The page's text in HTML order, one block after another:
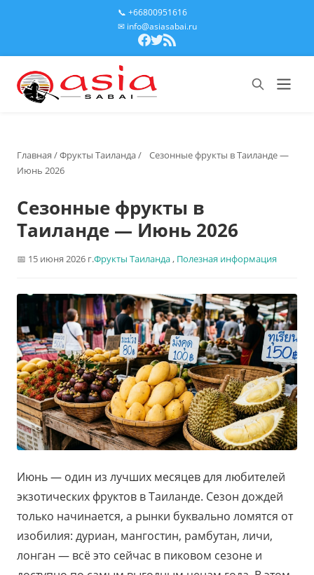
📞 +66800951616
✉ info@asiasabai.ru
Главная /Фрукты Таиланда/
Сезонные фрукты в Таиланде —
Июнь 2026
Сезонные фрукты в
Таиланде — Июнь 2026
15 июня 2026 г.Фрукты Таиланда, Полезная информация
Июнь — один из лучших месяцев для любителей
экзотических фруктов в Таиланде. Сезон дождей
только начинается, а рынки буквально ломятся от
изобилия: дуриан, мангостин, рамбутан, личи,
лонган — всё это сейчас в пиковом сезоне и